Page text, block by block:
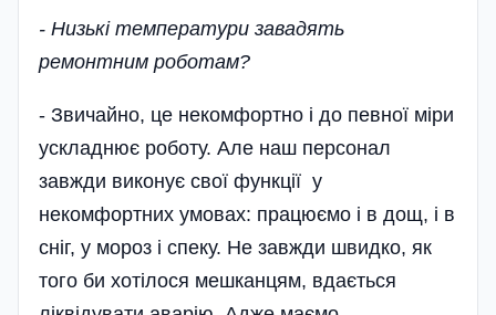
- Низькі температури завадять
ремонтним роботам?
- Звичайно, це некомфортно і до певної міри
ускладнює роботу. Але наш персонал
завжди виконує свої функції у
некомфортних умовах: працюємо і в дощ, і в
сніг, у мороз і спеку. Не завжди швидко, як
того би хотілося мешканцям, вдається